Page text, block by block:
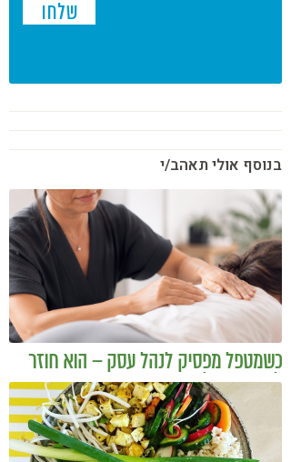
בנוסף אולי תאהב/י
כשמטפל מפסיק לנהל עסק – הוא חוזר
להיות מטפל